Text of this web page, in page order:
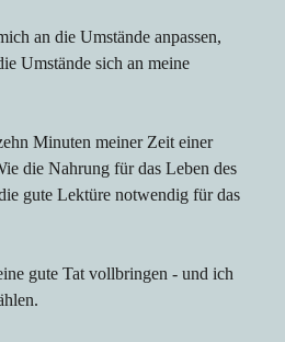
an die Umstände anpassen,
Umstände sich an meine
Minuten meiner Zeit einer
die Nahrung für das Leben des
gute Lektüre notwendig für das
gute Tat vollbringen - und ich